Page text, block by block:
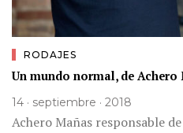
RODAJES
Un mundo normal, de Achero
14 · septiembre · 2018
Achero Mañas responsable